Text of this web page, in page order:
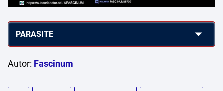
Autor: Fascinum